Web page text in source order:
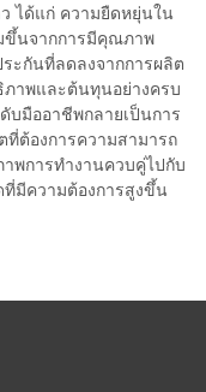
ได้แก่ ความยืดหยุ่นใน
ขึ้นจากการมีคุณภาพ
ะกันที่ลดลงจากการผลิต
าพและต้นทุนอย่างครบ
บมืออาชีพกลายเป็นการ
ที่ต้องการความสามารถ
พการทำงานควบคู่ไปกับ
มีความต้องการสูงขึ้น